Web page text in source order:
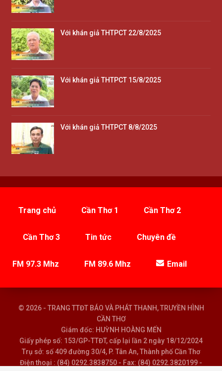
Với khán giả THTPCT 22/8/2025
Với khán giả THTPCT 15/8/2025
Với khán giả THTPCT 8/8/2025
Trang chủ Cần Thơ 1 Cần Thơ 2
Cần Thơ 3 Tin tức Chuyên đề
FM 97.3 Mhz FM 89.6 Mhz Email
© 2026 - TRANG TTĐT BÁO VÀ PHÁT THANH, TRUYỀN HÌNH
CẦN THƠ
Giám đốc: HUỲNH HOÀNG MẾN
Giấy phép số: 153/GP-TTĐT, cấp lại lần 2 ngày 18/12/2024
Trụ sở: số 409 đường 30/4, P. Tân An, Thành phố Cần Thơ
Điện thoại : (84) 0292.3838750 - Fax: (84) 0292.3820199 -